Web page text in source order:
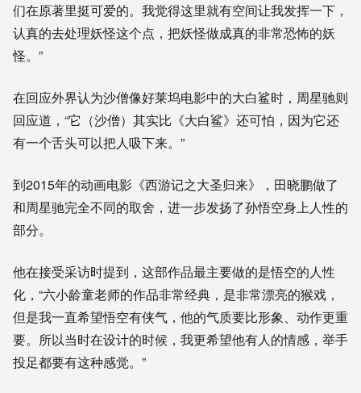
们在原著里挺可爱的。我觉得这里就有空间让我发挥一下，
认真的去处理妖怪这个点，把妖怪做成真的非常恐怖的妖
怪。”
在回应外界认为沙僧像好莱坞电影中的大白鲨时，周星驰则
回应道，“它 （沙僧） 其实比《大白鲨》还可怕，因为它还
有一个舌头可以把人吸下来。 ”
到2015年的动画电影《西游记之大圣归来》，田晓鹏做了
和周星驰完全不同的取舍，进一步发扬了孙悟空身上人性的
部分。
他在接受采访时提到，这部作品最主要做的是悟空的人性
化， “六小龄童老师的作品非常经典，是非常漂亮的猴戏，
但是我一直希望悟空有侠气，他的气质要比形象、动作更重
要。所以当时在设计的时候，我更希望他有人的情感，举手
投足都要有这种感觉。 ”